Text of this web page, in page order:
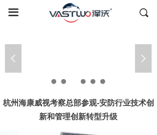
끠
끀
首页
全球游学
日本考察
넳 넲
杭州海康威视考察总部参观-安防行业技术创
新和管理创新转型升级